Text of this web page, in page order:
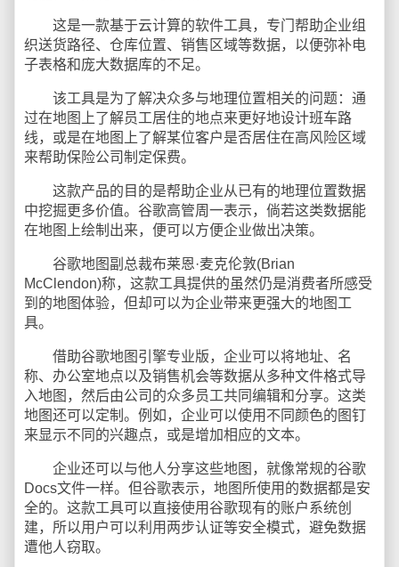
这是一款基于云计算的软件工具，专门帮助企业组
织送货路径、仓库位置、销售区域等数据，以便弥补电
子表格和庞大数据库的不足。
该工具是为了解决众多与地理位置相关的问题：通
过在地图上了解员工居住的地点来更好地设计班车路
线，或是在地图上了解某位客户是否居住在高风险区域
来帮助保险公司制定保费。
这款产品的目的是帮助企业从已有的地理位置数据
中挖掘更多价值。谷歌高管周一表示，倘若这类数据能
在地图上绘制出来，便可以方便企业做出决策。
谷歌地图副总裁布莱恩·麦克伦敦(Brian
McClendon)称，这款工具提供的虽然仍是消费者所感受
到的地图体验，但却可以为企业带来更强大的地图工
具。
借助谷歌地图引擎专业版，企业可以将地址、名
称、办公室地点以及销售机会等数据从多种文件格式导
入地图，然后由公司的众多员工共同编辑和分享。这类
地图还可以定制。例如，企业可以使用不同颜色的图钉
来显示不同的兴趣点，或是增加相应的文本。
企业还可以与他人分享这些地图，就像常规的谷歌
Docs文件一样。但谷歌表示，地图所使用的数据都是安
全的。这款工具可以直接使用谷歌现有的账户系统创
建，所以用户可以利用两步认证等安全模式，避免数据
遭他人窃取。